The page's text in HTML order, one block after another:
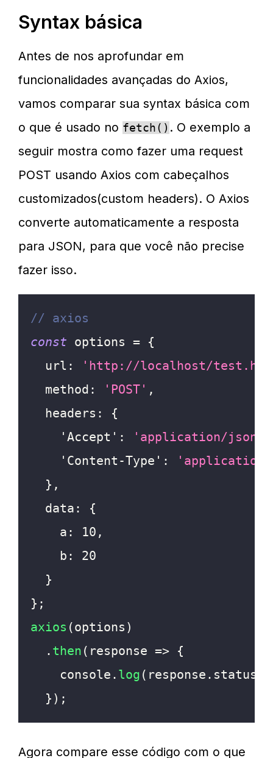
Syntax básica
Antes de nos aprofundar em
funcionalidades avançadas do Axios,
vamos comparar sua syntax básica com
o que é usado no fetch() . O exemplo a
seguir mostra como fazer uma request
POST usando Axios com cabeçalhos
customizados(custom headers). O Axios
converte automaticamente a resposta
para JSON, para que você não precise
fazer isso.
// axios
const options =
{
url :
'http://localhost/
method : 'POST' ,
headers :
{
'Accept' : 'application/json'
'Content-Type' :
'application/
} ,
data :
{
a : 10 ,
b :
20
}
} ;
axios (options )
. then ( response =>
{
console . log ( response . status
} ) ;
Agora compare esse código com o que